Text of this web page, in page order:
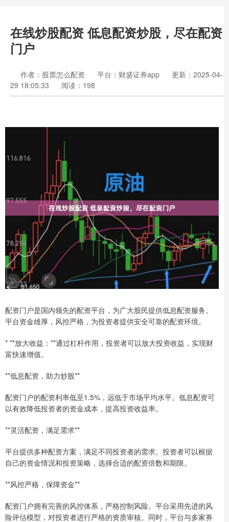
在线炒股配资 低息配资炒股，尽在配资
门户
作者：股票怎么配资 平台：财盛证券app
更新：2025-04-
29 18:05:33
阅读：198
配资门户是国内领先的配资平台，为广大股民提供低息配资服务。
平台资金雄厚，风控严格，为投资者提供安全可靠的配资环境。
* **放大收益：**通过杠杆作用，投资者可以放大投资收益，实现财
富快速增值。
**低息配资，助力炒股**
配资门户的配资利率低至1.5%，远低于市场平均水平。低息配资可
以有效降低投资者的资金成本，提高投资收益率。
**灵活配资，满足需求**
平台提供多种配资方案，满足不同投资者的需求。投资者可以根据
自己的资金情况和投资策略，选择合适的配资倍数和期限。
**风控严格，保障资金**
配资门户拥有完善的风控体系，严格控制风险。平台采用先进的风
险评估模型，对投资者进行严格的资质审核。同时，平台与多家券